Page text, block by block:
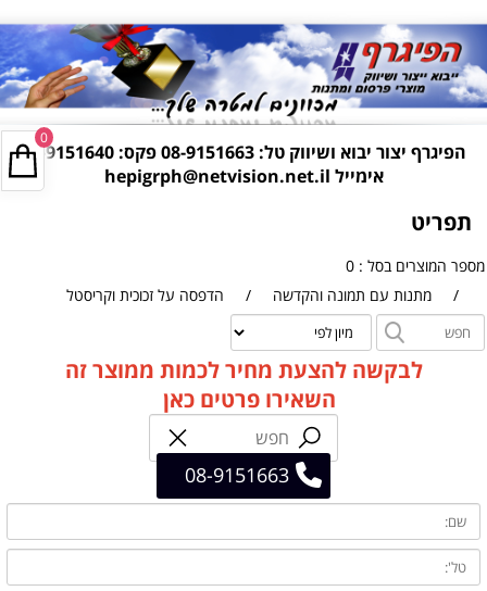
הפיגרף יצור יבוא ושיווק טל: 08-9151663
פקס: 08-9151640
אימייל hepigrph@netvision.net.il
תפריט
מספר המוצרים בסל : 0
/
מתנות עם תמונה והקדשה / הדפסה על זכוכית וקריסטל
0
לבקשה להצעת מחיר לכמות ממוצר זה
השאירו פרטים כאן
08-9151663